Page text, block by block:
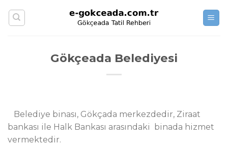
Gökçeada Belediyesi
Belediye binası, Gökçada merkezdedir, Ziraat
bankası ile Halk Bankası arasındaki binada hizmet
vermektedir.